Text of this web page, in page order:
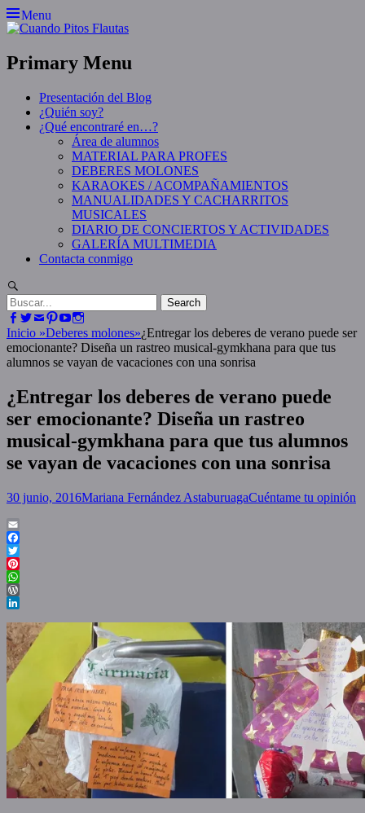
Skip
to
Menu
Primary Menu
Presentación del Blog
¿Quién soy?
¿Qué encontraré en…?
Área de alumnos
MATERIAL PARA PROFES
DEBERES MOLONES
KARAOKES / ACOMPAÑAMIENTOS
MANUALIDADES Y CACHARRITOS
MUSICALES
DIARIO DE CONCIERTOS Y ACTIVIDADES
GALERÍA MULTIMEDIA
Contacta conmigo
Search
for:Facebook
Twitter
EmailPinterest
YouTube
Inicio »Deberes molones»¿Entregar los deberes de verano puede ser
emocionante? Diseña un rastreo musical-gymkhana para que tus
alumnos se vayan de vacaciones con una sonrisa
¿Entregar los deberes de verano puede
ser emocionante? Diseña un rastreo
musical-gymkhana para que tus alumnos
se vayan de vacaciones con una sonrisa
Posted
30 junio, 2016Author
Mariana Fernández AstaburuagaCuéntame tu opinión
Email
Facebook
Twitter
Pinterest
WhatsApp
WordPress